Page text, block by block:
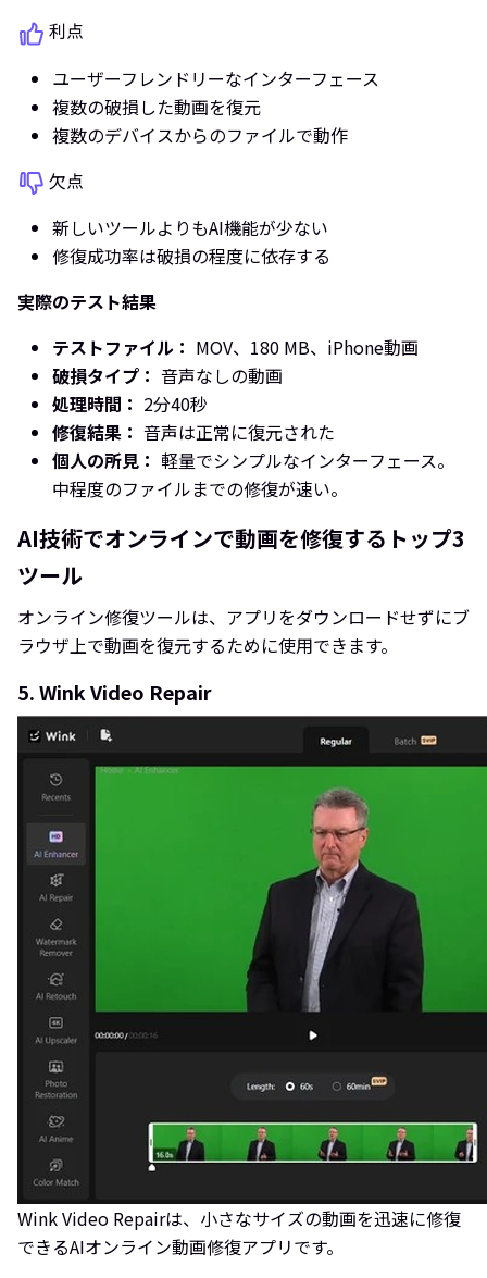
利点
ユーザーフレンドリーなインターフェース
複数の破損した動画を復元
複数のデバイスからのファイルで動作
欠点
新しいツールよりもAI機能が少ない
修復成功率は破損の程度に依存する
実際のテスト結果
テストファイル： MOV、180 MB、iPhone動画
破損タイプ： 音声なしの動画
処理時間： 2分40秒
修復結果： 音声は正常に復元された
個人の所見： 軽量でシンプルなインターフェース。
中程度のファイルまでの修復が速い。
AI技術でオンラインで動画を修復するトップ3
ツール
オンライン修復ツールは、アプリをダウンロードせずにブ
ラウザ上で動画を復元するために使用できます。
5. Wink Video Repair
Wink Video Repairは、小さなサイズの動画を迅速に修復
できるAIオンライン動画修復アプリです。